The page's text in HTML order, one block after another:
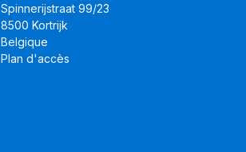
Spinnerijstraat 99/23
8500 Kortrijk
Belgique
Plan d'accès